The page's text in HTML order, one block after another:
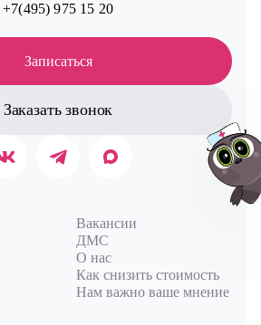
+7(495) 975 15 20
Записаться
Заказать звонок
Вакансии
ДМС
О нас
Как снизить стоимость
Нам важно ваше мнение